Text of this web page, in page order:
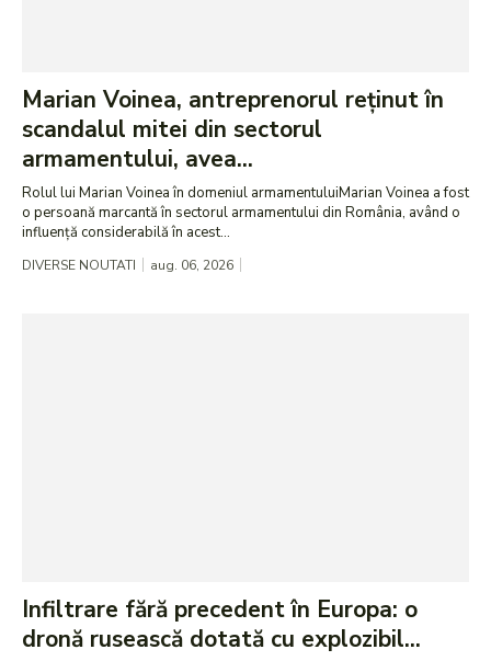
Marian Voinea, antreprenorul reținut în
scandalul mitei din sectorul
armamentului, avea...
Rolul lui Marian Voinea în domeniul armamentuluiMarian Voinea a fost
o persoană marcantă în sectorul armamentului din România, având o
influență considerabilă în acest...
DIVERSE NOUTATI aug. 06, 2026
Infiltrare fără precedent în Europa: o
dronă rusească dotată cu explozibil...